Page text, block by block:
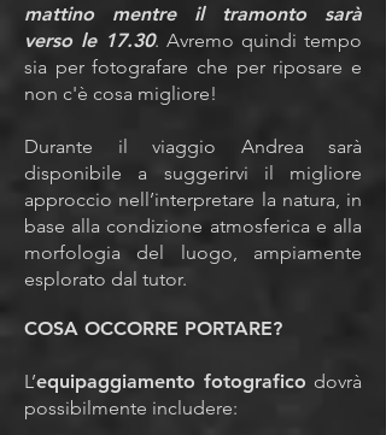
mattino mentre il tramonto sarà
verso le 17.30. Avremo quindi tempo
sia per fotografare che per riposare e
non c'è cosa migliore!
Durante il viaggio Andrea sarà
disponibile a suggerirvi il migliore
approccio nell’interpretare la natura, in
base alla condizione atmosferica e alla
morfologia del luogo, ampiamente
esplorato dal tutor.
COSA OCCORRE PORTARE?
L’equipaggiamento fotografico dovrà
possibilmente includere: